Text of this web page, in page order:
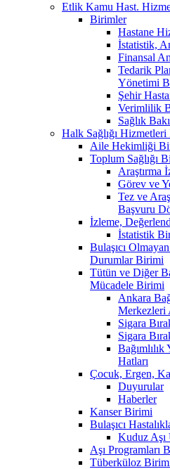
Etlik Kamu Hast.
Birimler
Hastane
İstatistik,
Finansal
Tedarik
Yönetimi
Şehir
Verimlilik
Sağlık
Halk Sağlığı Hizmetleri
Aile Hekimliği
Toplum Sağlığı
Araştırma
Görev ve
Tez ve
Başvuru
İzleme,
İstatistik
Bulaşıcı
Durumlar Birimi
Tütün ve Diğer
Mücadele Birimi
Ankara
Merkezleri
Sigara
Sigara
Bağımlılık
Hatları
Çocuk, Ergen,
Duyurular
Haberler
Kanser Birimi
Bulaşıcı
Kuduz Aşı
Aşı Programları
Tüberküloz